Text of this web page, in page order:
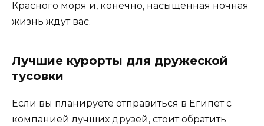
Красного моря и, конечно, насыщенная ночная
жизнь ждут вас.
Лучшие курорты для дружеской
тусовки
Если вы планируете отправиться в Египет с
компанией лучших друзей, стоит обратить